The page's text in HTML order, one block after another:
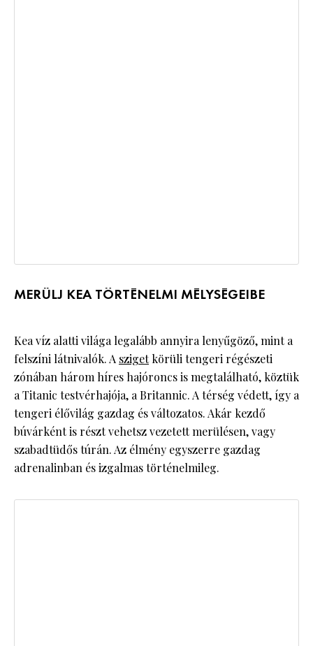
MERÜLJ KEA TÖRTÉNELMI MÉLYSÉGEIBE
Kea víz alatti világa legalább annyira lenyűgöző, mint a
felszíni látnivalók. A szigetkörüli tengeri régészeti
zónában három híres hajóroncs is megtalálható, köztük
a Titanic testvérhajója, a Britannic. A térség védett, így a
tengeri élővilág gazdag és változatos. Akár kezdő
búvárként is részt vehetsz vezetett merülésen, vagy
szabadtüdős túrán. Az élmény egyszerre gazdag
adrenalinban és izgalmas történelmileg.